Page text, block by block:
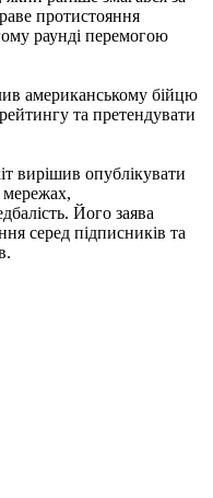
протистояння
раунді перемогою
американському бійцю
та претендувати
вирішив опублікувати
мережах,
Його заява
серед підписників та